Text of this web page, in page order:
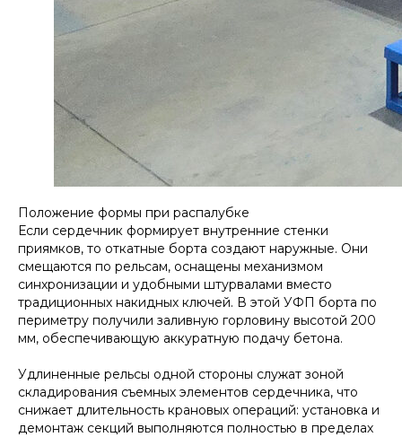
Положение формы при распалубке
Если сердечник формирует внутренние стенки
приямков, то откатные борта создают наружные. Они
смещаются по рельсам, оснащены механизмом
синхронизации и удобными штурвалами вместо
традиционных накидных ключей. В этой УФП борта по
периметру получили заливную горловину высотой 200
мм, обеспечивающую аккуратную подачу бетона.
Удлиненные рельсы одной стороны служат зоной
складирования съемных элементов сердечника, что
снижает длительность крановых операций: установка и
демонтаж секций выполняются полностью в пределах